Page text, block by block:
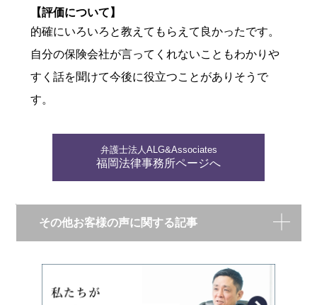
【評価について】
的確にいろいろと教えてもらえて良かったです。
自分の保険会社が言ってくれないこともわかりや
すく話を聞けて今後に役立つことがありそうで
す。
弁護士法人ALG&Associates
福岡法律事務所ページへ
その他お客様の声に関する記事